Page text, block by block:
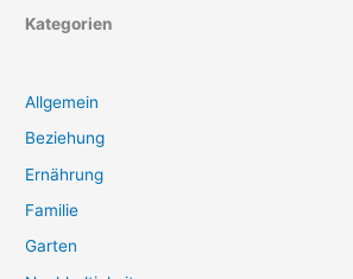
Kategorien
Allgemein
Beziehung
Ernährung
Familie
Garten